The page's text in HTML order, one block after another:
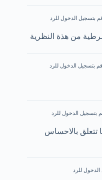
بتسجيل الدخول للرد
من هذة النظرية
قم بتسجيل الدخول للرد
بتسجيل الدخول للرد
تتعلق بالاحساس
للرد